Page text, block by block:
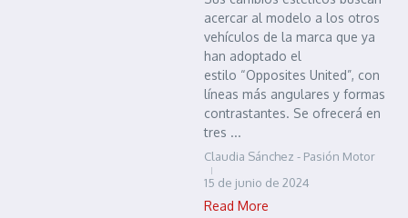
acercar al modelo a los otros
vehículos de la marca que ya
han adoptado el
estilo “Opposites United”, con
líneas más angulares y formas
contrastantes. Se ofrecerá en
tres ...
Claudia Sánchez - Pasión Motor
15 de junio de 2024
Read More